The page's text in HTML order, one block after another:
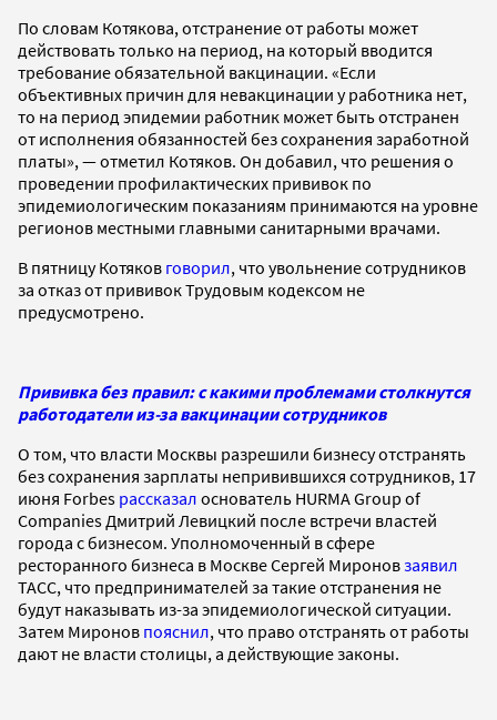
По словам Котякова, отстранение от работы может
действовать только на период, на который вводится
требование обязательной вакцинации. «Если
объективных причин для невакцинации у работника нет,
то на период эпидемии работник может быть отстранен
от исполнения обязанностей без сохранения заработной
платы», — отметил Котяков. Он добавил, что решения о
проведении профилактических прививок по
эпидемиологическим показаниям принимаются на уровне
регионов местными главными санитарными врачами.
В пятницу Котяков говорил, что увольнение сотрудников
за отказ от прививок Трудовым кодексом не
предусмотрено.
Прививка без правил: с какими проблемами столкнутся
работодатели из-за вакцинации сотрудников
О том, что власти Москвы разрешили бизнесу отстранять
без сохранения зарплаты непривившихся сотрудников, 17
июня Forbes рассказал основатель HURMA Group of
Companies Дмитрий Левицкий после встречи властей
города с бизнесом. Уполномоченный в сфере
ресторанного бизнеса в Москве Сергей Мироновзаявил
ТАСС, что предпринимателей за такие отстранения не
будут наказывать из-за эпидемиологической ситуации.
Затем Миронов пояснил, что право отстранять от работы
дают не власти столицы, а действующие законы.